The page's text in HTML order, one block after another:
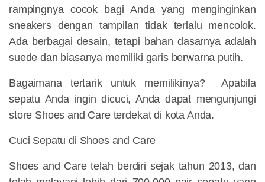
rampingnya cocok bagi Anda yang menginginkan
sneakers dengan tampilan tidak terlalu mencolok.
Ada berbagai desain, tetapi bahan dasarnya adalah
suede dan biasanya memiliki garis berwarna putih.
Bagaimana tertarik untuk memilikinya? Apabila
sepatu Anda ingin dicuci, Anda dapat mengunjungi
store Shoes and Care terdekat di kota Anda.
Cuci Sepatu di Shoes and Care
Shoes and Care telah berdiri sejak tahun 2013, dan